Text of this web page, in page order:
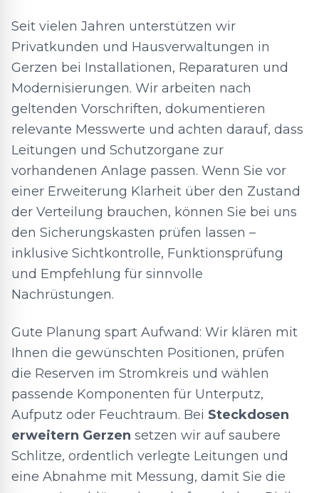
Seit vielen Jahren unterstützen wir
Privatkunden und Hausverwaltungen in
Gerzen bei Installationen, Reparaturen und
Modernisierungen. Wir arbeiten nach
geltenden Vorschriften, dokumentieren
relevante Messwerte und achten darauf, dass
Leitungen und Schutzorgane zur
vorhandenen Anlage passen. Wenn Sie vor
einer Erweiterung Klarheit über den Zustand
der Verteilung brauchen, können Sie bei uns
den Sicherungskasten prüfen lassen –
inklusive Sichtkontrolle, Funktionsprüfung
und Empfehlung für sinnvolle
Nachrüstungen.
Gute Planung spart Aufwand: Wir klären mit
Ihnen die gewünschten Positionen, prüfen
die Reserven im Stromkreis und wählen
passende Komponenten für Unterputz,
Aufputz oder Feuchtraum. Bei Steckdosen
erweitern Gerzen setzen wir auf saubere
Schlitze, ordentlich verlegte Leitungen und
eine Abnahme mit Messung, damit Sie die